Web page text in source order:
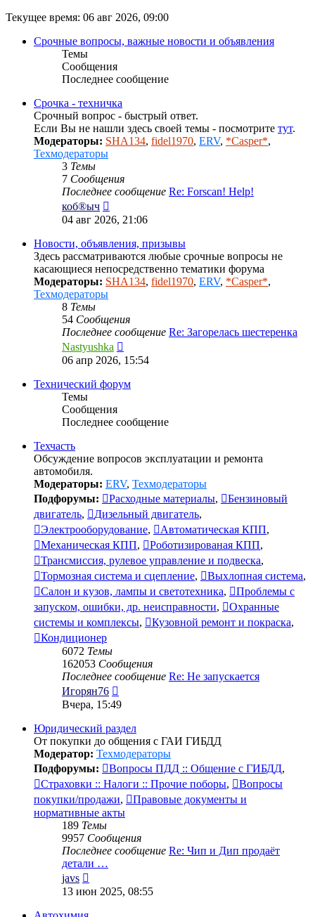
Текущее время: 06 авг 2026, 09:00
Срочные вопросы, важные новости и объявления
Темы
Сообщения
Последнее сообщение
Срочка - техничка
Срочный вопрос - быстрый ответ.
Если Вы не нашли здесь своей темы - посмотрите тут.
Модераторы: SHA134, fidel1970, ERV, *Casper*,
Техмодераторы
3 Темы
7 Сообщения
Последнее сообщение Re: Forscan! Help!
коб®ыч
к
сообщению
04 авг 2026, 21:06
Новости, объявления, призывы
Здесь рассматриваются любые срочные вопросы не
касающиеся непосредственно тематики форума
Модераторы: SHA134, fidel1970, ERV, *Casper*,
Техмодераторы
8 Темы
54 Сообщения
Последнее сообщение Re: Загорелась шестеренка
Nastyushka
к
сообщению
06 апр 2026, 15:54
Технический форум
Темы
Сообщения
Последнее сообщение
Техчасть
Обсуждение вопросов эксплуатации и ремонта
автомобиля.
Модераторы: ERV, Техмодераторы
Подфорумы:
Расходные материалы,
Бензиновый
двигатель, Дизельный двигатель,
Электрооборудование, Автоматическая КПП,
Механическая КПП, Роботизированая КПП,
Трансмиссия, рулевое управление и подвеска,
Тормозная система и сцепление, Выхлопная система,
Салон и кузов, лампы и светотехника,
Проблемы с
запуском, ошибки, др. неисправности,
Охранные
системы и комплексы, Кузовной ремонт и покраска,
Кондиционер
6072 Темы
162053 Сообщения
Последнее сообщение Re: Не запускается
Игорян76
к
сообщению
Вчера, 15:49
Юридический раздел
От покупки до общения с ГАИ ГИБДД
Модератор: Техмодераторы
Подфорумы:
Вопросы ПДД :: Общение с ГИБДД,
Страховки :: Налоги :: Прочие поборы,
Вопросы
покупки/продажи,
Правовые документы и
нормативные акты
189 Темы
9957 Сообщения
Последнее сообщение Re: Чип и Дип продаёт
детали …
javs
к
13 июн 2025, 08:55